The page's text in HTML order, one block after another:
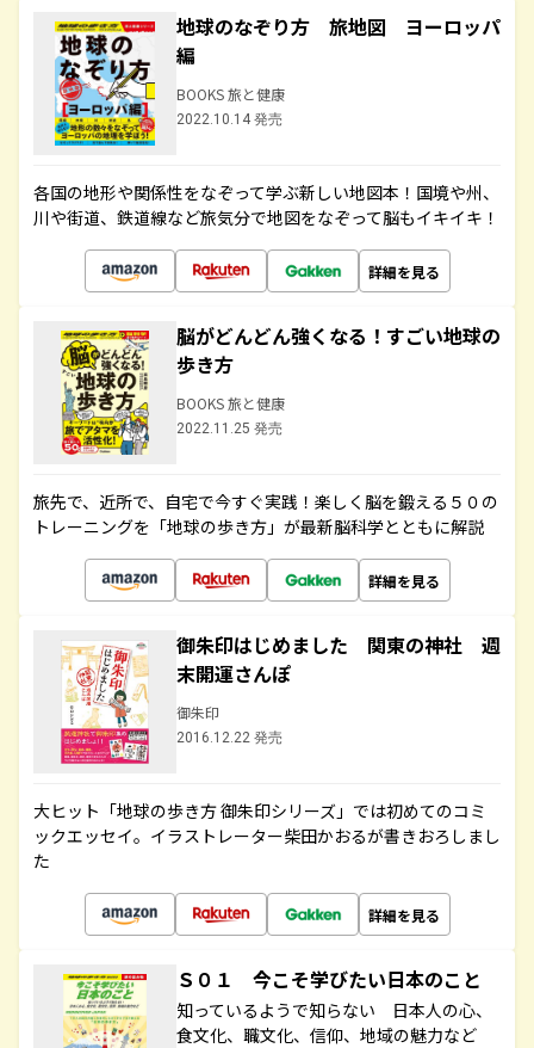
地球のなぞり方 旅地図 ヨーロッパ
編
BOOKS 旅と健康
2022.10.14 発売
各国の地形や関係性をなぞって学ぶ新しい地図本！国境や州、
川や街道、鉄道線など旅気分で地図をなぞって脳もイキイキ！
詳細を見る
脳がどんどん強くなる！すごい地球の
歩き方
BOOKS 旅と健康
2022.11.25 発売
旅先で、近所で、自宅で今すぐ実践！楽しく脳を鍛える５０の
トレーニングを「地球の歩き方」が最新脳科学とともに解説
詳細を見る
御朱印はじめました 関東の神社 週
末開運さんぽ
御朱印
2016.12.22 発売
大ヒット「地球の歩き方 御朱印シリーズ」では初めてのコミ
ックエッセイ。イラストレーター柴田かおるが書きおろしまし
た
詳細を見る
Ｓ０１ 今こそ学びたい日本のこと
知っているようで知らない 日本人の心、
食文化、職文化、信仰、地域の魅力など